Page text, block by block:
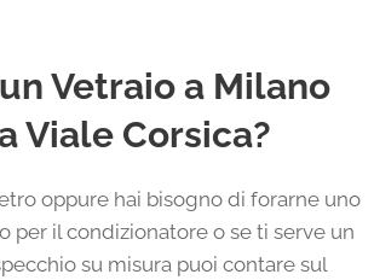
Vetraio a Milano
Viale Corsica?
oppure hai bisogno di forarne uno
per il condizionatore o se ti serve un
su misura puoi contare sul